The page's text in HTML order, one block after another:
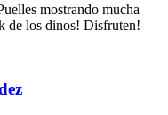
mostrando mucha
de los dinos! Disfruten!